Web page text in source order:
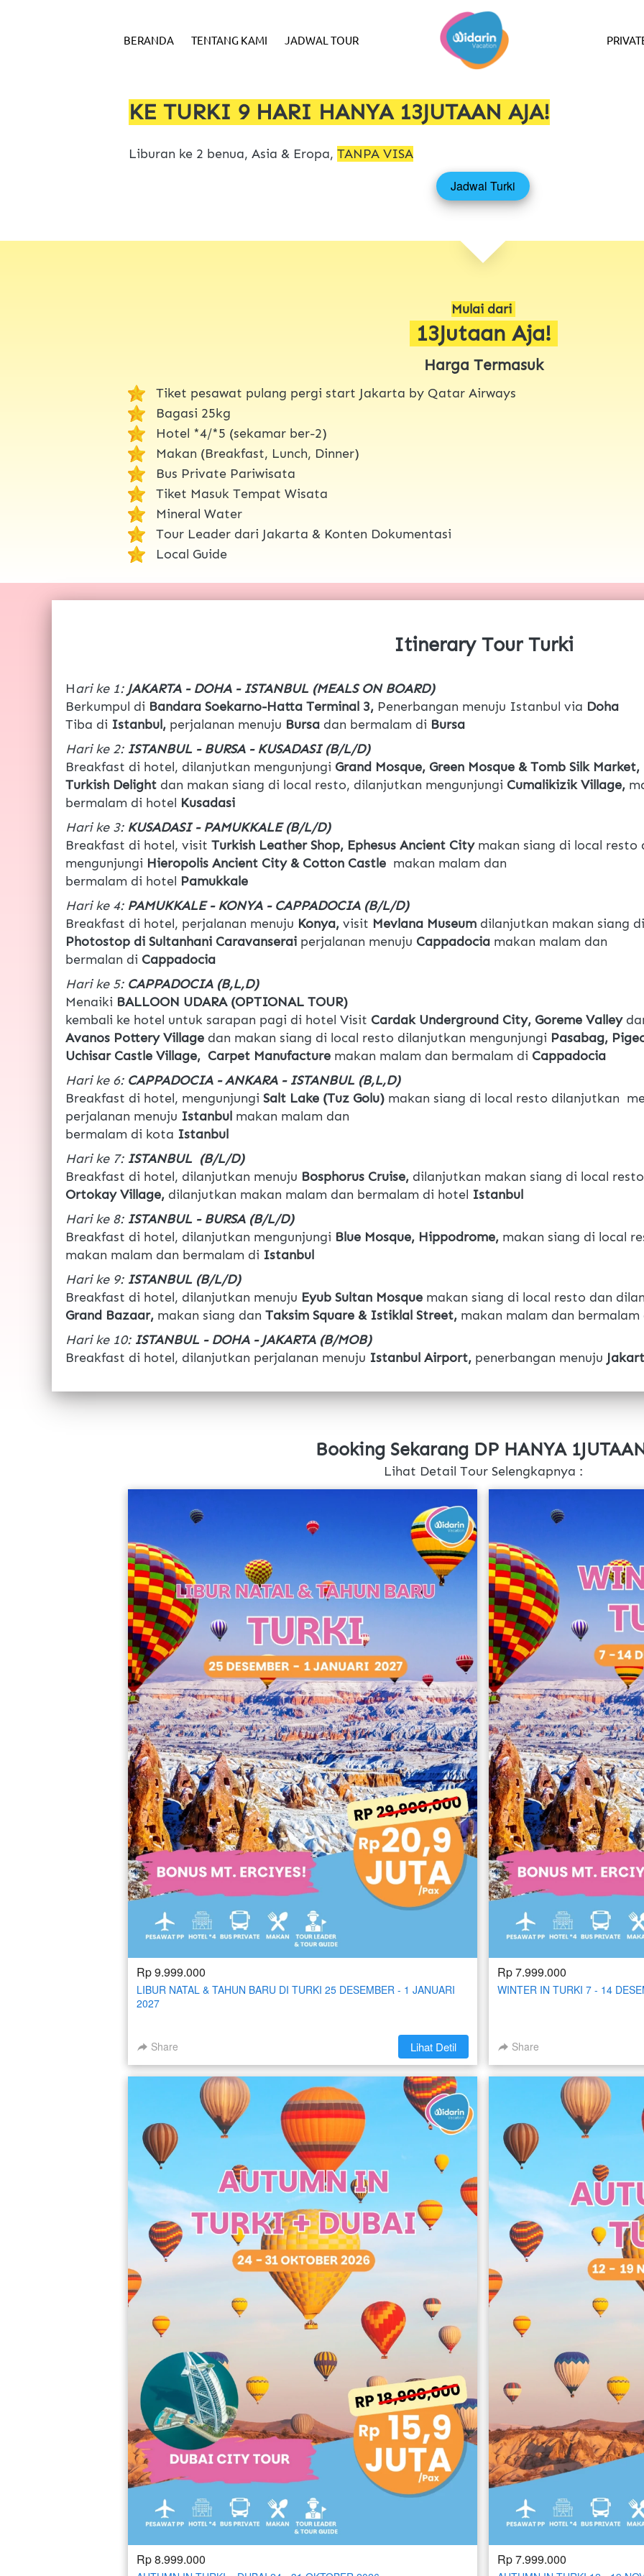
BERANDA TENTANG KAMI JADWAL TOUR
KE TURKI 9 HARI HANYA 13JUTAAN AJA!
Liburan ke 2 benua, Asia & Eropa, TANPA VISA
`
Jadwal Turki
Mulai dari
13Jutaan Aja!
Harga Termasuk
Tiket pesawat pulang pergi start Jakarta by Qatar Airways
Bagasi 25kg
Hotel *4/*5 (sekamar ber-2)
Makan (Breakfast, Lunch, Dinner)
Bus Private Pariwisata
Tiket Masuk Tempat Wisata
Mineral Water
Tour Leader dari Jakarta & Konten Dokumentasi
Local Guide
Itinerary Tour Turki
Hari ke 1: JAKARTA - DOHA - ISTANBUL (MEALS ON BOARD)
Berkumpul di Bandara Soekarno-Hatta Terminal 3, Penerbangan menuju Istanbul via Doha
Tiba di Istanbul, perjalanan menuju Bursa dan bermalam di Bursa
Hari ke 2: ISTANBUL - BURSA - KUSADASI (B/L/D)
Breakfast di hotel, dilanjutkan mengunjungi Grand Mosque, Green Mosque & Tomb Silk Market,
Turkish Delight dan makan siang di local resto, dilanjutkan mengunjungi Cumalikizik Village,
bermalam di hotel Kusadasi
Hari ke 3: KUSADASI - PAMUKKALE (B/L/D)
Breakfast di hotel, visit Turkish Leather Shop, Ephesus Ancient City makan siang di local
mengunjungi Hieropolis Ancient City & Cotton Castle makan malam dan
bermalam di hotel Pamukkale
Hari ke 4: PAMUKKALE - KONYA - CAPPADOCIA (B/L/D)
Breakfast di hotel, perjalanan menuju Konya, visit Mevlana Museum dilanjutkan makan siang
Photostop di Sultanhani Caravanserai perjalanan menuju Cappadocia makan malam dan
bermalan di Cappadocia
Hari ke 5: CAPPADOCIA (B,L,D)
Menaiki BALLOON UDARA (OPTIONAL TOUR)
kembali ke hotel untuk sarapan pagi di hotel Visit Cardak Underground City, Goreme Valley
Avanos Pottery Village dan makan siang di local resto dilanjutkan mengunjungi Pasabag,
Uchisar Castle Village,  Carpet Manufacture makan malam dan bermalam di Cappadocia
Hari ke 6: CAPPADOCIA - ANKARA - ISTANBUL (B,L,D)
Breakfast di hotel, mengunjungi Salt Lake (Tuz Golu) makan siang di local resto dilanjutkan
perjalanan menuju Istanbul makan malam dan
bermalam di kota Istanbul
Hari ke 7: ISTANBUL  (B/L/D)
Breakfast di hotel, dilanjutkan menuju Bosphorus Cruise, dilanjutkan makan siang di local
Ortokay Village, dilanjutkan makan malam dan bermalam di hotel Istanbul
Hari ke 8: ISTANBUL - BURSA (B/L/D)
Breakfast di hotel, dilanjutkan mengunjungi Blue Mosque, Hippodrome, makan siang di local
makan malam dan bermalam di Istanbul
Hari ke 9: ISTANBUL (B/L/D)
Breakfast di hotel, dilanjutkan menuju Eyub Sultan Mosque makan siang di local resto dan
Grand Bazaar, makan siang dan Taksim Square & Istiklal Street, makan malam dan bermalam
Hari ke 10: ISTANBUL - DOHA - JAKARTA (B/MOB)
Breakfast di hotel, dilanjutkan perjalanan menuju Istanbul Airport, penerbangan menuju
Booking Sekarang DP HANYA
Lihat Detail Tour Selengkapnya :
Rp 9.999.000
LIBUR NATAL & TAHUN BARU DI TURKI 25 DESEMBER - 1 JANUARI
2027
Share `Lihat Detil
Rp 7.999.000
WINTER IN TURKI 7 - 14
Share
Rp 8.999.000 Rp 7.999.000